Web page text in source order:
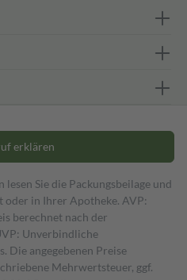
erklären
Sie die Packungsbeilage und
in Ihrer Apotheke. AVP:
berechnet nach der
Unverbindliche
Die angegebenen Preise
Mehrwertsteuer, ggf.